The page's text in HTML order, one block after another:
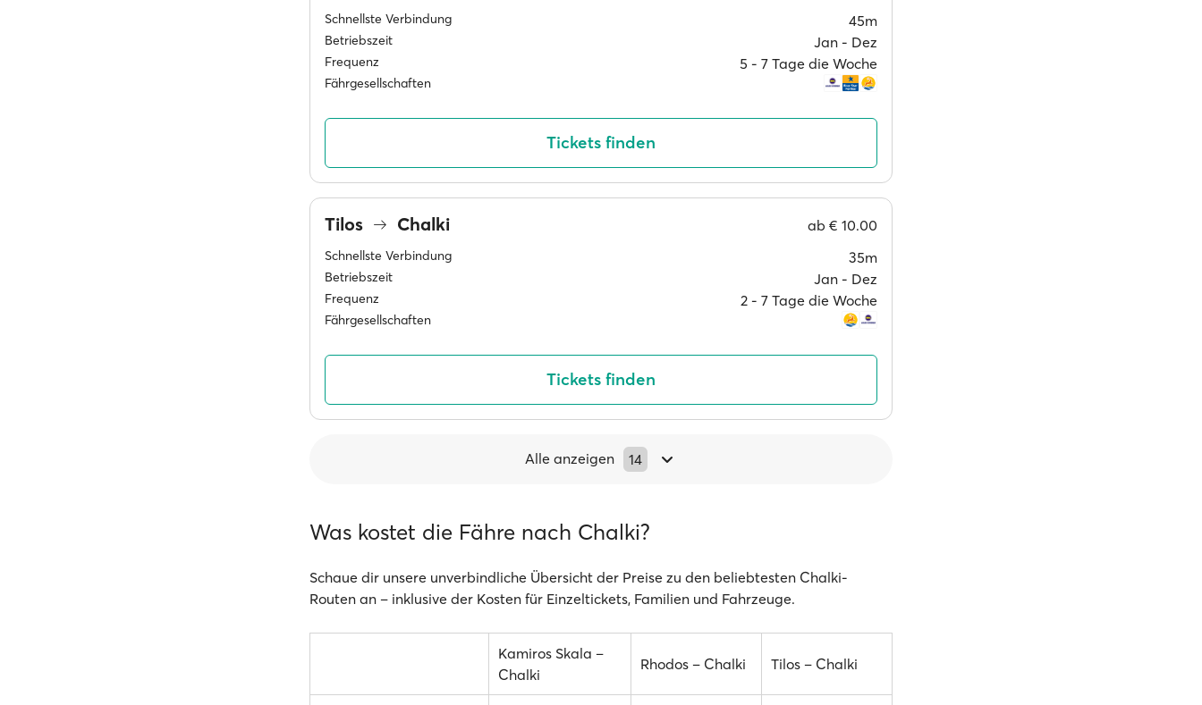
Schnellste Verbindung 45m
Betriebszeit Jan ‐ Dez
Frequenz 5 ‐ 7 Tage die Woche
Fährgesellschaften
Tickets finden
Tilos Chalki ab € 10.00
Schnellste Verbindung 35m
Betriebszeit Jan ‐ Dez
Frequenz 2 ‐ 7 Tage die Woche
Fährgesellschaften
Tickets finden
Alle anzeigen 14
Was kostet die Fähre nach Chalki?
Schaue dir unsere unverbindliche Übersicht der Preise zu den beliebtesten Chalki-
Routen an – inklusive der Kosten für Einzeltickets, Familien und Fahrzeuge.
Kamiros Skala –
Chalki
Rhodos – Chalki Tilos – Chalki